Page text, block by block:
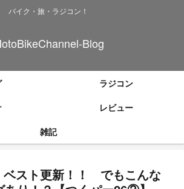
バイク・旅・ラジコン！
Blog
ラジコン
レビュー
雑記
ベスト更新！！ でもこんな